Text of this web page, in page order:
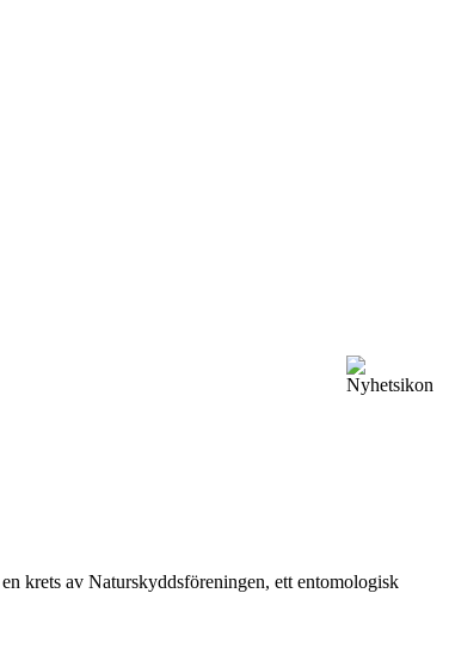
krets av Naturskyddsföreningen, ett entomologisk